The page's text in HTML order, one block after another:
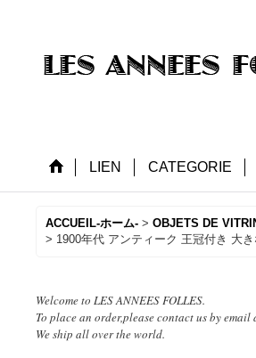
LIEN CATEGORIE
ACCUEIL-ホーム- > OBJETS DE
> 1900年代 アンティーク 王冠付き 大
Welcome to LES ANNEES FOLLES.
To place an order,please contact us by email
We ship all over the world.